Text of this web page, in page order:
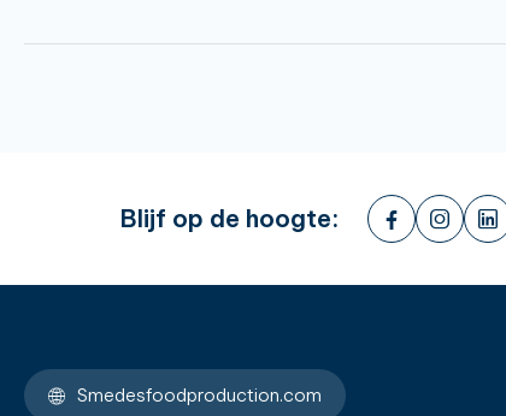
Blijf op de hoogte:
Smedesfoodproduction.com